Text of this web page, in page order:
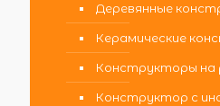
Деревянные
Керамические
Конструкторы на
Конструктор с